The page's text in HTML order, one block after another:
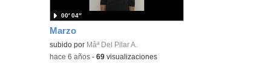
Marzo
subido por Mâª Del Pilar A.
00′ 04″
-hace 6 años -69 visualizaciones